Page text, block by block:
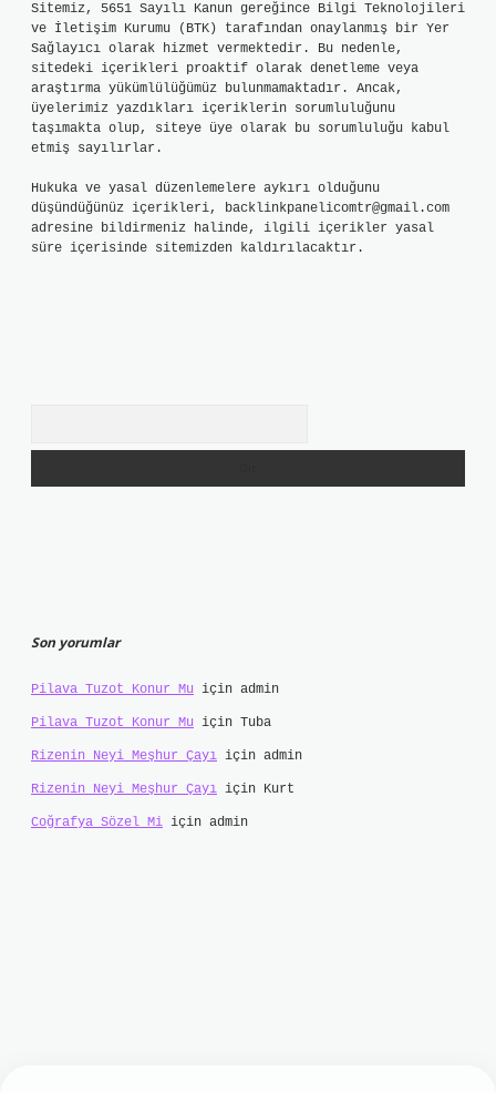
Sitemiz, 5651 Sayılı Kanun gereğince Bilgi Teknolojileri
ve İletişim Kurumu (BTK) tarafından onaylanmış bir Yer
Sağlayıcı olarak hizmet vermektedir. Bu nedenle,
sitedeki içerikleri proaktif olarak denetleme veya
araştırma yükümlülüğümüz bulunmamaktadır. Ancak,
üyelerimiz yazdıkları içeriklerin sorumluluğunu
taşımakta olup, siteye üye olarak bu sorumluluğu kabul
etmiş sayılırlar.
Hukuka ve yasal düzenlemelere aykırı olduğunu
düşündüğünüz içerikleri, backlinkpanelicomtr@gmail.com
adresine bildirmeniz halinde, ilgili içerikler yasal
süre içerisinde sitemizden kaldırılacaktır.
Son yorumlar
Pilava Tuzot Konur Mu için admin
Pilava Tuzot Konur Mu için Tuba
Rizenin Neyi Meşhur Çayı için admin
Rizenin Neyi Meşhur Çayı için Kurt
Coğrafya Sözel Mi için admin